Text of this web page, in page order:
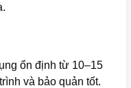
ổn định từ 10–15
và bảo quản tốt.